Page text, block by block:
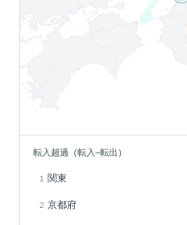
転入超過（転入−転出）
1 関東
2 京都府